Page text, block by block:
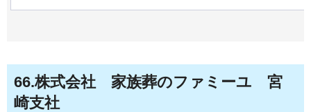
66.株式会社 家族葬のファミーユ
宮
崎支社